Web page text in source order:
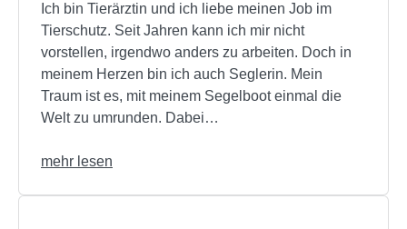
Ich bin Tierärztin und ich liebe meinen Job im
Tierschutz. Seit Jahren kann ich mir nicht
vorstellen, irgendwo anders zu arbeiten. Doch in
meinem Herzen bin ich auch Seglerin. Mein
Traum ist es, mit meinem Segelboot einmal die
Welt zu umrunden. Dabei…
mehr lesen